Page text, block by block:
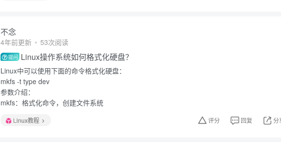
不念
4年前更新 53次阅读
提问 Linux操作系统如何格式化硬盘？
Linux中可以使用下面的命令格式化硬盘：
mkfs -t type dev
参数介绍：
mkfs：格式化命令，创建文件系统
Linux教程 评分 回复 分